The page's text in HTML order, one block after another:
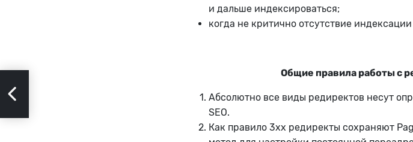
и дальше индексироваться;
когда не критично отсутствие
Общие правила работы с
Абсолютно все виды редиректов несут
SEO.
Как правило 3xx редиректы сохраняют